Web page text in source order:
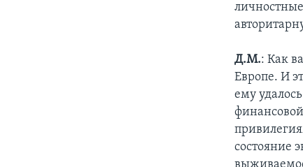
Д.М.: Как
Европе. И
ему
состояние